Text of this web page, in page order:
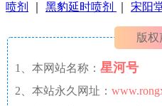
喷剂 黑豹延时喷剂 宋阳
版权
1、本网站名称： 星河号
2、本站永久网址：